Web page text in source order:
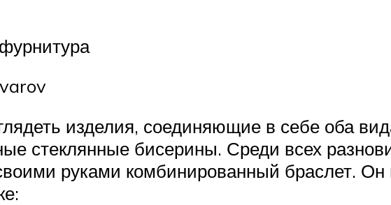
изделия, соединяющие в себе оба
стеклянные бисерины. Среди всех
руками комбинированный браслет.